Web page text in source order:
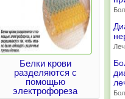
Белки крови
разделяются с
помощью
электрофореза